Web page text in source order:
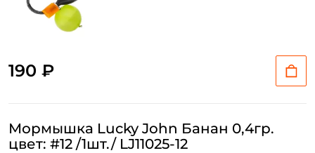
190 ₽
Мормышка Lucky John Банан 0,4гр.
цвет: #12 /1шт./ LJ11025-12
Придумайте пароль: *
Заполняя данную форму вы соглашаетесь на обработку